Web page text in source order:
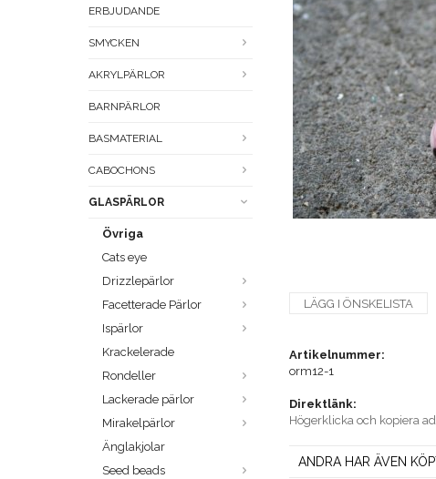
ERBJUDANDE
SMYCKEN
AKRYLPÄRLOR
BARNPÄRLOR
BASMATERIAL
CABOCHONS
GLASPÄRLOR
Övriga
Cats eye
Drizzlepärlor
Facetterade Pärlor
Ispärlor
Krackelerade
Rondeller
Lackerade pärlor
Mirakelpärlor
Änglakjolar
Seed beads
LÄGG I ÖNSKELISTA
Artikelnummer:
orm12-1
Direktlänk:
Högerklicka och kopiera
ANDRA HAR ÄVEN